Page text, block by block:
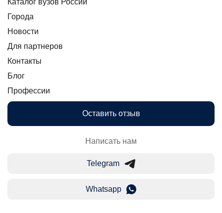
Каталог вузов России
Города
Новости
Для партнеров
Контакты
Блог
Профессии
Оставить отзыв
Написать нам
Telegram
Whatsapp